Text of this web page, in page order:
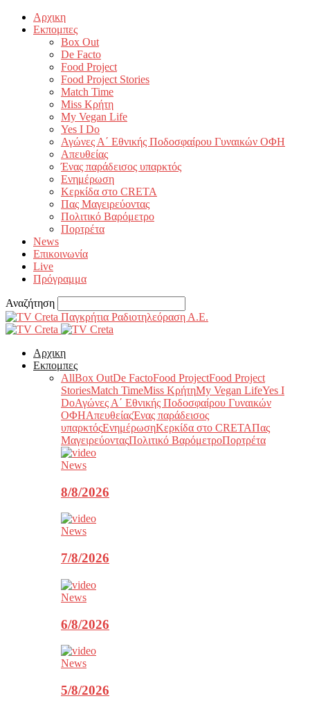
Αρχικη
Εκπομπες
Box Out
De Facto
Food Project
Food Project Stories
Match Time
Miss Κρήτη
My Vegan Life
Yes I Do
Αγώνες Α΄ Εθνικής Ποδοσφαίρου Γυναικών ΟΦΗ
Απευθείας
Ένας παράδεισος υπαρκτός
Ενημέρωση
Κερκίδα στο CRETA
Πας Μαγειρεύοντας
Πολιτικό Βαρόμετρο
Πορτρέτα
News
Επικοινωνία
Live
Πρόγραμμα
Αναζήτηση
Παγκρήτια Ραδιοτηλεόραση Α.Ε.
Αρχικη
Εκπομπες
AllBox OutDe FactoFood ProjectFood Project
StoriesMatch TimeMiss ΚρήτηMy Vegan LifeYes I
DoΑγώνες Α΄ Εθνικής Ποδοσφαίρου Γυναικών
ΟΦΗΑπευθείαςΈνας παράδεισος
υπαρκτόςΕνημέρωσηΚερκίδα στο CRETAΠας
ΜαγειρεύονταςΠολιτικό ΒαρόμετροΠορτρέτα
News
8/8/2026
News
7/8/2026
News
6/8/2026
News
5/8/2026